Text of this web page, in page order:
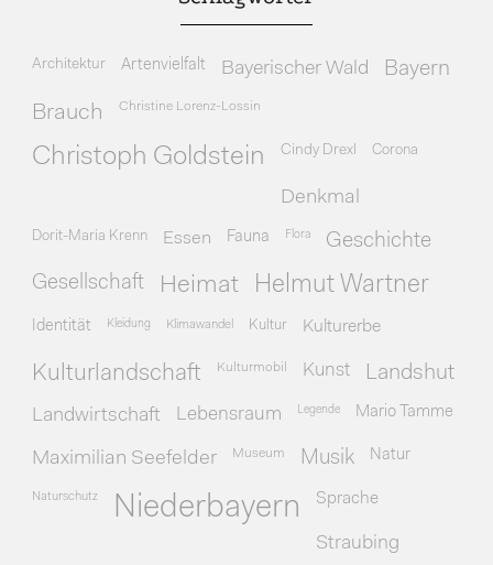
Architektur Artenvielfalt Bayerischer Wald Bayern
Brauch Christine Lorenz-Lossin
Christoph Goldstein Cindy Drexl Corona
Denkmal
Dorit-Maria Krenn Essen Fauna Flora Geschichte
Gesellschaft Heimat Helmut Wartner
Identität Kleidung Klimawandel Kultur Kulturerbe
Kulturlandschaft Kulturmobil Kunst Landshut
Landwirtschaft Lebensraum Legende Mario Tamme
Maximilian Seefelder Museum Musik Natur
Naturschutz Niederbayern Sprache
Straubing